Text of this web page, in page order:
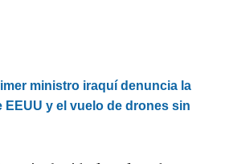
ministro iraquí denuncia la
EEUU y el vuelo de drones sin